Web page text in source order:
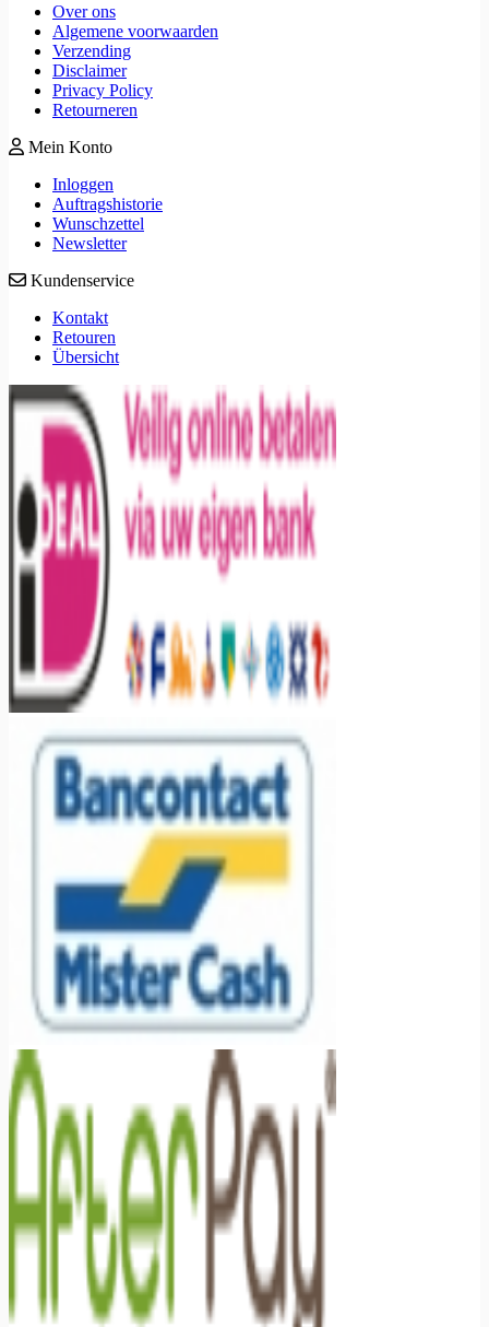
Over ons
Algemene voorwaarden
Verzending
Disclaimer
Privacy Policy
Retourneren
Mein Konto
Inloggen
Auftragshistorie
Wunschzettel
Newsletter
Kundenservice
Kontakt
Retouren
Übersicht